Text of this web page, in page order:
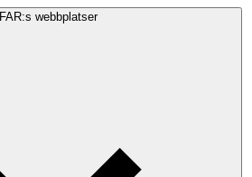
FAR:s webbplatser